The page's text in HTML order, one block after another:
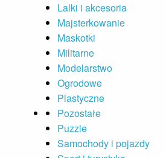
Lalki i akcesoria
Majsterkowanie
Maskotki
Militarne
Modelarstwo
Ogrodowe
Plastyczne
Pozostałe
Puzzle
Samochody i pojazdy